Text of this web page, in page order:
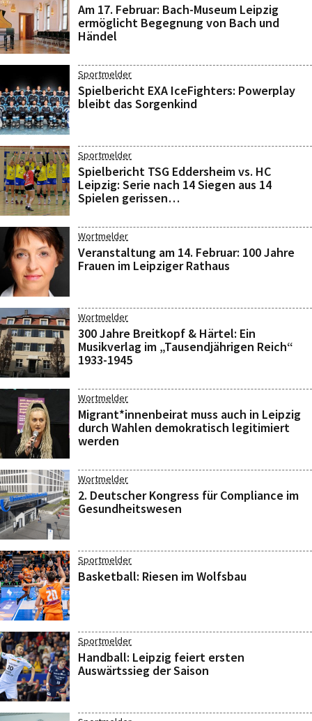
Am 17. Februar: Bach-Museum Leipzig
ermöglicht Begegnung von Bach und
Händel
Sportmelder
Spielbericht EXA IceFighters: Powerplay
bleibt das Sorgenkind
Sportmelder
Spielbericht TSG Eddersheim vs. HC
Leipzig: Serie nach 14 Siegen aus 14
Spielen gerissen…
Wortmelder
Veranstaltung am 14. Februar: 100 Jahre
Frauen im Leipziger Rathaus
Wortmelder
300 Jahre Breitkopf & Härtel: Ein
Musikverlag im „Tausendjährigen Reich“
1933-1945
Wortmelder
Migrant*innenbeirat muss auch in Leipzig
durch Wahlen demokratisch legitimiert
werden
Wortmelder
2. Deutscher Kongress für Compliance im
Gesundheitswesen
Sportmelder
Basketball: Riesen im Wolfsbau
Sportmelder
Handball: Leipzig feiert ersten
Auswärtssieg der Saison